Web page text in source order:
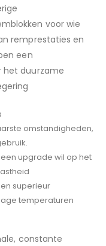
voor wie
remprestaties en
een
het duurzame
omstandigheden,
upgrade wil op het
superieur
temperaturen
constante